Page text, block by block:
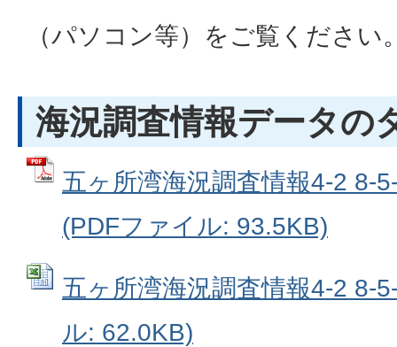
（パソコン等）をご覧ください
海況調査情報データの
五ヶ所湾海況調査情報4-2 8-
(PDFファイル: 93.5KB)
五ヶ所湾海況調査情報4-2 8-
ル: 62.0KB)